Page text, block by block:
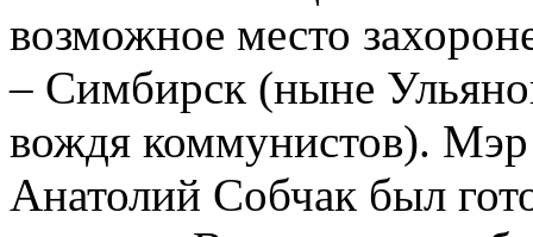
возможное место
– Симбирск (ныне
вождя коммунистов).
Анатолий Собчак был